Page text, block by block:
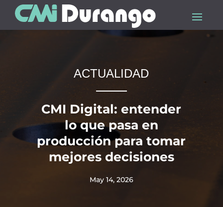
ACTUALIDAD
CMI Digital: entender
lo que pasa en
producción para tomar
mejores decisiones
May 14, 2026